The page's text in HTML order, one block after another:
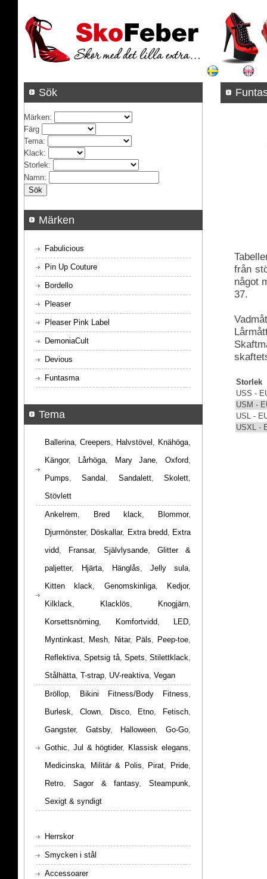
från
något
37.
Storlek
USS -
USM -
USL -
USXL -
Sök
Märken:
Färg
Tema:
Klack:
Storlek:
Namn:
Märken
Fabulicious
Pin Up Couture
Bordello
Pleaser
Pleaser Pink Label
DemoniaCult
Devious
Funtasma
Tema
Ballerina, Creepers, Halvstövel , Knähöga,
Kängor, Lårhöga, Mary Jane, Oxford,
Pumps,Sandal , Sandalett,Skolett,
Stövlett
Ankelrem, Bred klack, Blommor,
Djurmönster, Döskallar, Extra bredd, Extra
vidd, Fransar, Självlysande, Glitter &
paljetter, Hjärta, Hänglås, Jelly sula,
Kitten klack, Genomskinliga, Kedjor,
Kilklack, Klacklös, Knogjärn,
Korsettsnörning, Komfortvidd, LED,
Myntinkast, Mesh, Nitar, Päls, Peep-toe,
Reflektiva,Spetsig tå, Spets, Stilettklack,
Stålhätta, T-strap, UV-reaktiva, Vegan
Bröllop, Bikini Fitness/Body Fitness,
Burlesk, Clown, Disco, Etno, Fetisch,
Gangster, Gatsby, Halloween, Go-Go,
Gothic, Jul & högtider, Klassisk elegans,
Medicinska, Militär & Polis, Pirat, Pride,
Retro, Sagor & fantasy, Steampunk,
Sexigt & syndigt
Herrskor
Smycken i stål
Accessoarer